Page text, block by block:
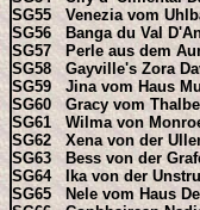
SG55 Venezia vom
SG56 Banga du Val
SG57 Perle aus dem
SG58 Gayville's Zora
SG59 Jina vom Haus
SG60 Gracy vom
SG61 Wilma von
SG62 Xena von der
SG63 Bess von der
SG64 Ika von der
SG65 Nele vom Haus